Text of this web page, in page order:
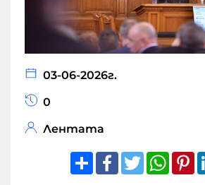
03-06-2026г.
0
Лентата
ShareFacebook
Twitter